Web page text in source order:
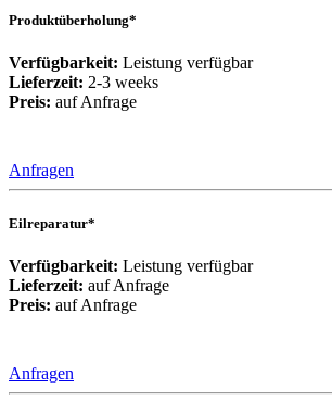
Produktüberholung*
Verfügbarkeit: Leistung verfügbar
Lieferzeit: 2-3 weeks
Preis: auf Anfrage
Anfragen
Eilreparatur*
Verfügbarkeit: Leistung verfügbar
Lieferzeit: auf Anfrage
Preis: auf Anfrage
Anfragen